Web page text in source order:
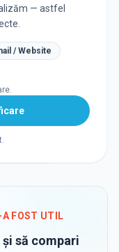
— astfel
/ Website
A FOST UTIL
să compari